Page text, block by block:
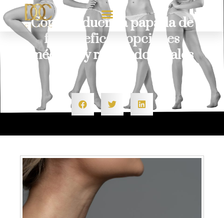
Cómo reducir la papada de
forma eficaz: opciones
médicas y resultados reales